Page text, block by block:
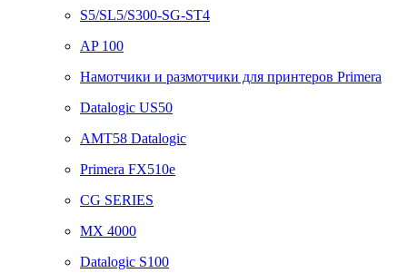
S5/SL5/S300-SG-ST4
AP 100
Намотчики и размотчики для принтеров Primera
Datalogic US50
AMT58 Datalogic
Primera FX510e
CG SERIES
MX 4000
Datalogic S100